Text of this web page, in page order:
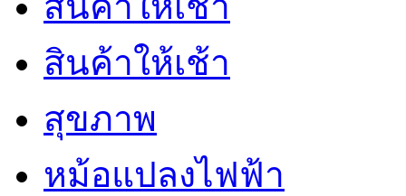
สินค้าให้เช้า
สุขภาพ
หม้อแปลงไฟฟ้า